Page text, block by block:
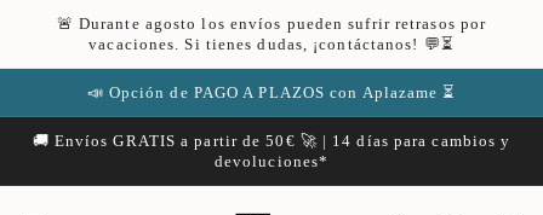
directamente
al contenido
🚨 Durante agosto los envíos pueden sufrir retrasos por
vacaciones. Si tienes dudas, ¡contáctanos! 💬⏳
📣 Opción de PAGO A PLAZOS con Aplazame ⏳
🚚 Envíos GRATIS a partir de 50€ 🚀 | 14 días para cambios y
devoluciones*